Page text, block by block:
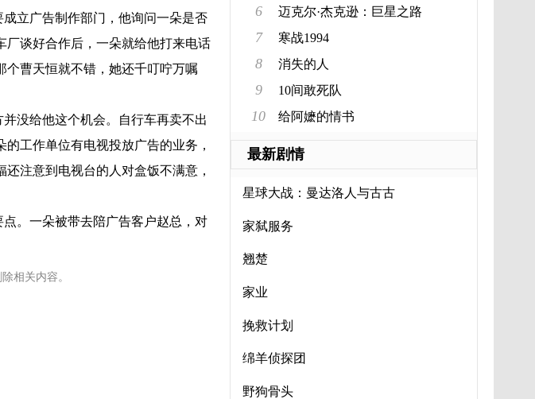
立广告制作部门，他询问一朵是否
厂谈好合作后，一朵就给他打来电话
曹天恒就不错，她还千叮咛万嘱
没给他这个机会。自行车再卖不出
工作单位有电视投放广告的业务，
注意到电视台的人对盒饭不满意，
。一朵被带去陪广告客户赵总，对
相关内容。
6 迈克尔·杰克逊：巨星之路
7 寒战1994
8 消失的人
9 10间敢死队
10 给阿嬷的情书
最新剧情
星球大战：曼达洛人与古古
家弑服务
翘楚
家业
挽救计划
绵羊侦探团
野狗骨头